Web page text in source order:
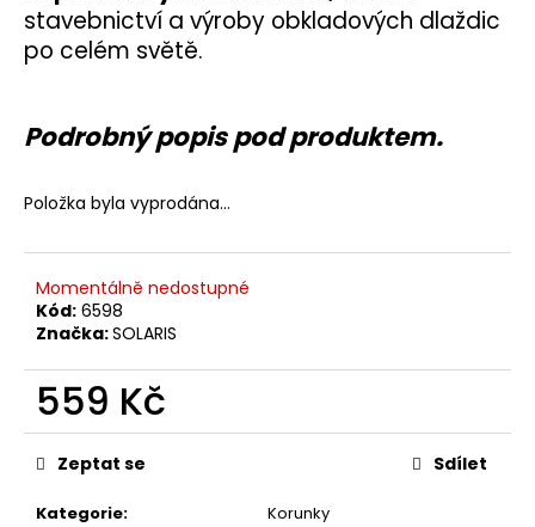
stavebnictví a výroby obkladových dlaždic
po celém světě.
Podrobný popis pod produktem.
Položka byla vyprodána…
Momentálně nedostupné
Kód: 6598
Značka:SOLARIS
559 Kč
Měrná
cena:
Kategorie:
Korunky
Zeptat se Sdílet
m
e